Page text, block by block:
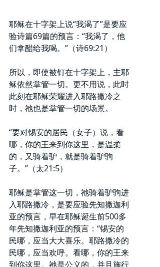
耶稣在十字架上说“我渴了”是要应
验诗篇69篇的预言：“我渴了，他
们拿醋给我喝。”（诗69:21）
所以，即使被钉在十字架上，主耶
稣依然掌管一切。更不用说，此时
此刻在耶稣荣耀进入耶路撒冷之
时，祂也是掌管一切的场景。
“要对锡安的居民（女子）说，看
哪，你的王来到你这里，是温柔
的，又骑着驴，就是骑着驴驹
子。”（太21:5）
耶稣是掌管这一切，祂骑着驴驹进
入耶路撒冷，是要应验先知撒迦利
亚的预言，早在耶稣诞生前500多
年先知撒迦利亚的预言：“锡安的
民哪，应当大大喜乐。耶路撒冷的
民哪，应当欢呼。看哪，你的王来
到你这里。祂是公义的，并且施行